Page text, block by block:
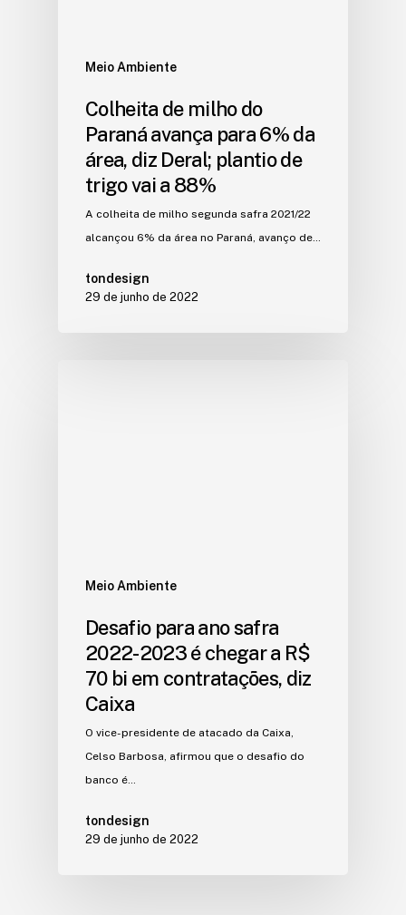
Meio Ambiente
Colheita de milho do
Paraná avança para 6% da
área, diz Deral; plantio de
trigo vai a 88%
A colheita de milho segunda safra 2021/22
alcançou 6% da área no Paraná, avanço de…
tondesign
29 de junho de 2022
Meio Ambiente
Desafio para ano safra
2022-2023 é chegar a R$
70 bi em contratações, diz
Caixa
O vice-presidente de atacado da Caixa,
Celso Barbosa, afirmou que o desafio do
banco é…
tondesign
29 de junho de 2022